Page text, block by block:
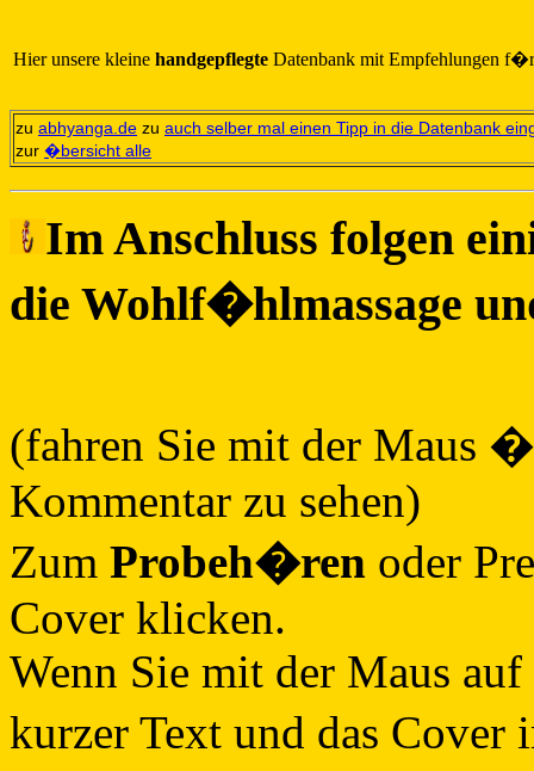
Hier unsere kleine handgepflegte Datenbank mit Empfehlungen
zu abhyanga.de zu auch selber mal einen Tipp in die Datenbank
zur �bersicht alle
Im Anschluss folgen
die Wohlf�hlmassage
(fahren Sie mit der Maus
Kommentar zu sehen)
Zum Probeh�ren oder
Cover klicken.
Wenn Sie mit der Maus
kurzer Text und das